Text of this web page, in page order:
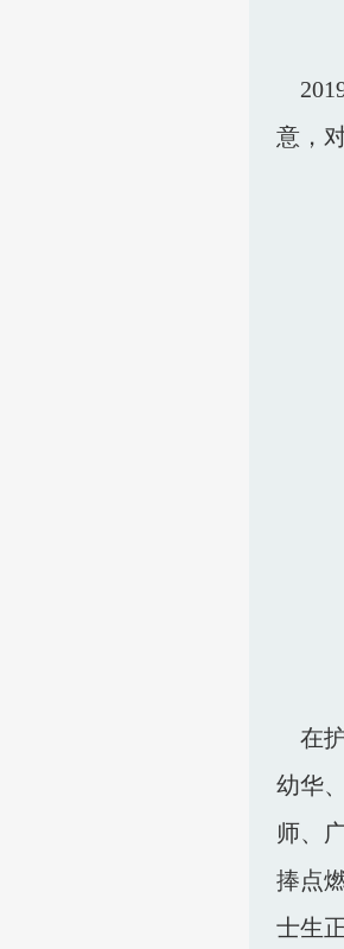
意，
在护
幼华
师、
捧点
士生